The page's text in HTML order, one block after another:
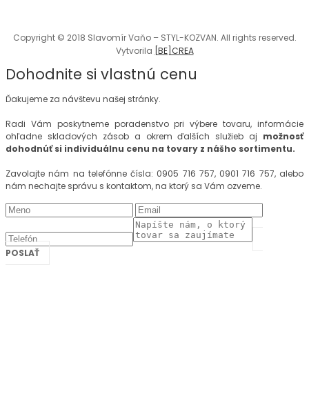
Copyright © 2018 Slavomír Vaňo – STYL-KOZVAN. All rights reserved.
Vytvorila [BE]CREA
Dohodnite si vlastnú cenu
Ďakujeme za návštevu našej stránky.
Radi Vám poskytneme poradenstvo pri výbere tovaru, informácie
ohľadne skladových zásob a okrem ďalších služieb aj možnosť
dohodnúť si individuálnu cenu na tovary z nášho sortimentu.
Zavolajte nám na telefónne čísla: 0905 716 757, 0901 716 757, alebo
nám nechajte správu s kontaktom, na ktorý sa Vám ozveme.
POSLAŤ